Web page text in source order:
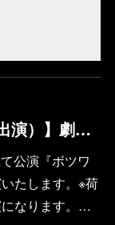
【劇団員情報（荷車ケンシロウ出演）】劇団FAX 二本立て公演 『ボツワナ・てんとう』
公演『ボツワ
たします。※荷
になります。​…